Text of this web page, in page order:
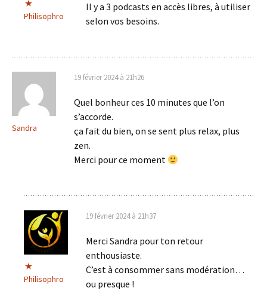
Philisophro
Il y a 3 podcasts en accès libres, à utiliser
selon vos besoins.
Sandra
19 février 2024 à 21h26
Quel bonheur ces 10 minutes que l’on
s’accorde.
ça fait du bien, on se sent plus relax, plus
zen.
Merci pour ce moment
Philisophro
19 février 2024 à 21h37
Merci Sandra pour ton retour
enthousiaste.
C’est à consommer sans modération…
ou presque !